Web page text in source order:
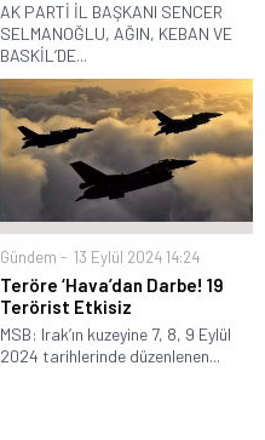
AK PARTİ İL BAŞKANI SENCER
SELMANOĞLU, AĞIN, KEBAN VE
BASKİL’DE...
Gündem 13 Eylül 2024 14:24
Teröre ‘Hava’dan Darbe! 19
Terörist Etkisiz
MSB: Irak’ın kuzeyine 7, 8, 9 Eylül
2024 tarihlerinde düzenlenen...